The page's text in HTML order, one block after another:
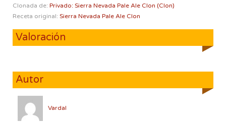
Clonada de: Privado: Sierra Nevada Pale Ale Clon (Clon)
Receta original: Sierra Nevada Pale Ale Clon
Valoración
Autor
Vardal